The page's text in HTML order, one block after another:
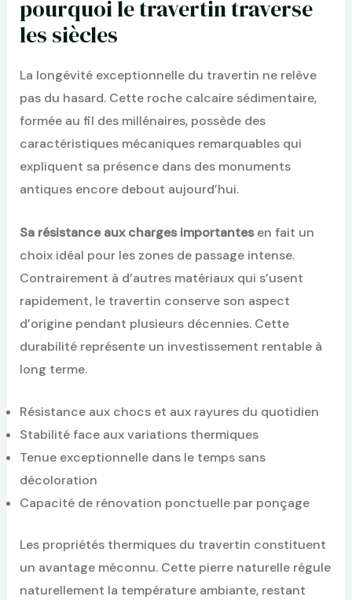
pourquoi le travertin traverse
les siècles
La longévité exceptionnelle du travertin ne relève
pas du hasard. Cette roche calcaire sédimentaire,
formée au fil des millénaires, possède des
caractéristiques mécaniques remarquables qui
expliquent sa présence dans des monuments
antiques encore debout aujourd’hui.
Sa résistance aux charges importantesen fait un
choix idéal pour les zones de passage intense.
Contrairement à d’autres matériaux qui s’usent
rapidement, le travertin conserve son aspect
d’origine pendant plusieurs décennies. Cette
durabilité représente un investissement rentable à
long terme.
Résistance aux chocs et aux rayures du quotidien
Stabilité face aux variations thermiques
Tenue exceptionnelle dans le temps sans
décoloration
Capacité de rénovation ponctuelle par ponçage
Les propriétés thermiques du travertin constituent
un avantage méconnu. Cette pierre naturelle régule
naturellement la température ambiante, restant